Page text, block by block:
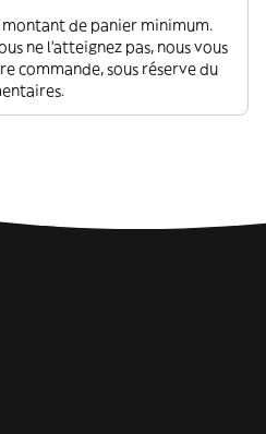
montant de panier minimum.
ne l'atteignez pas, nous vous
commande, sous réserve du